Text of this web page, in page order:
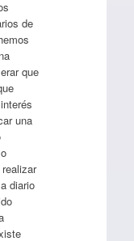
de
que
una
diario